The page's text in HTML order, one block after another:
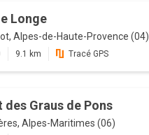
Longe
Alpes-de-Haute-Provence (04)
9.1 km Tracé GPS
des Graus de Pons
Alpes-Maritimes (06)